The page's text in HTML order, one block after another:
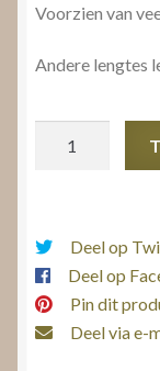
Voorzien van
Andere lengtes
aantalDeel op
Deel op
Pin dit
Deel via e-